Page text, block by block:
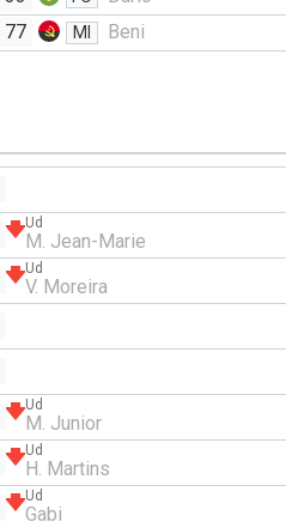
77
MI Beni
Ud
M. Jean-Marie
Ud
V. Moreira
Ud
M. Junior
Ud
H. Martins
Ud
Gabi